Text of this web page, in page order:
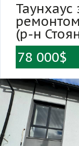
Таунхаус
ремонтом
(р-н
78 000$